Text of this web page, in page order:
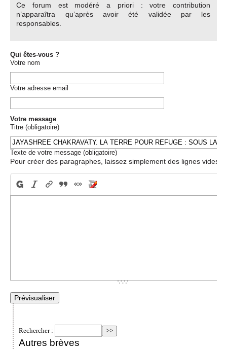
Ce forum est modéré a priori : votre contribution
n’apparaîtra qu’après avoir été validée par les
responsables.
Qui êtes-vous ?
Votre nom
Votre adresse email
Votre message
Titre (obligatoire)
Texte de votre message (obligatoire)
Pour créer des paragraphes, laissez simplement des lignes vides.
Rechercher :
Autres brèves